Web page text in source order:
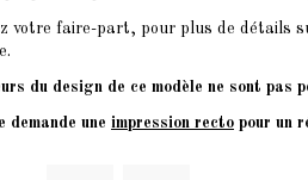
votre faire-part, pour plus de détails
du design de ce modèle ne sont pas
demande une impression recto pour un